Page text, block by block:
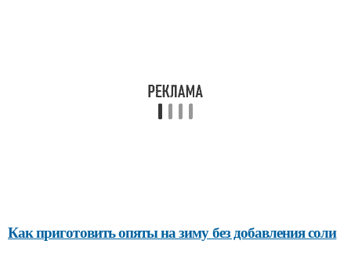
Как приготовить опяты на зиму без добавления соли